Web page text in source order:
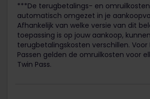
***De terugbetalings- en
automatisch omgezet in je
Afhankelijk van welke versie van dit
toepassing is op jouw aankoop,
terugbetalingskosten verschillen. Voor
Passen gelden de omruilkosten voor
Twin Pass.